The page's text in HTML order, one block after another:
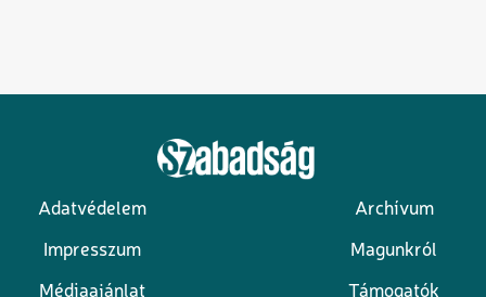
Lábléc
Adatvédelem Archívum
Impresszum Magunkról
Médiaajánlat Támogatók